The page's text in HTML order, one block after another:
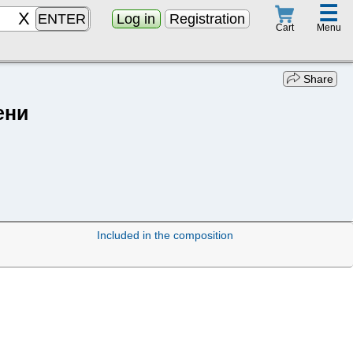
ENTER Log in Registration
Cart
☰
Menu
Share
Included in the composition